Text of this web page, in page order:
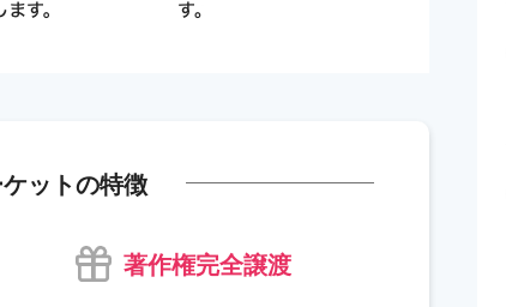
ットの特徴
著作権完全譲渡